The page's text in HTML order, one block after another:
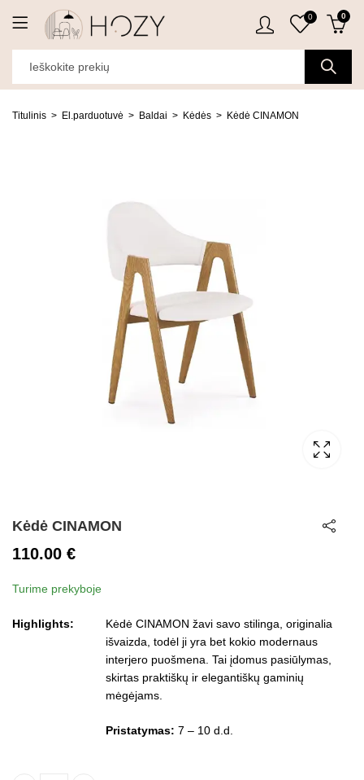
0 0
Titulinis El.parduotuvė Baldai Kėdės Kėdė CINAMON
Kėdė CINAMON
110.00 €
Turime prekyboje
Highlights:
Kėdė CINAMON žavi savo stilinga, originalia
išvaizda, todėl ji yra bet kokio modernaus
interjero puošmena. Tai įdomus pasiūlymas,
skirtas praktiškų ir elegantiškų gaminių
mėgėjams.
Pristatymas: 7 – 10 d.d.